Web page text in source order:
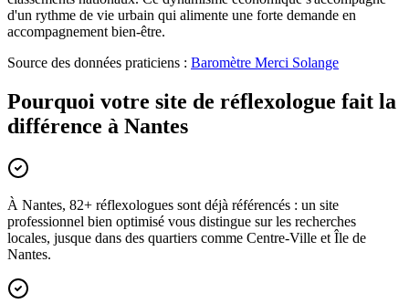
d'un rythme de vie urbain qui alimente une forte demande en
accompagnement bien-être.
Source des données praticiens : Baromètre Merci Solange
Pourquoi votre site de réflexologue fait la
différence à Nantes
À Nantes, 82+ réflexologues sont déjà référencés : un site
professionnel bien optimisé vous distingue sur les recherches
locales, jusque dans des quartiers comme Centre-Ville et Île de
Nantes.